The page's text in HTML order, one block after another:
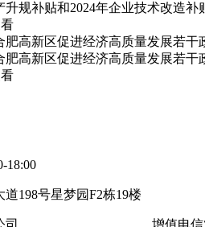
升规补贴和2024年企业技术改造
肥高新区促进经济高质量发展若
肥高新区促进经济高质量发展若
18:00
198号星梦园F2栋19楼
司 增值电